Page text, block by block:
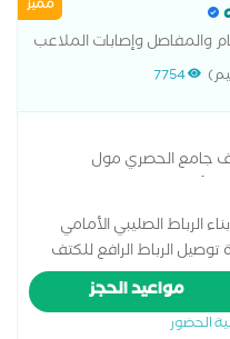
مميز
والمفاصل وإصابات الملاعب
زميل الكلية الملكية
7754
جامع الحصري مول
للأطفال
الرباط الصليبي الأمامي
الرباط الرافع للكتف
الأطراف السفلية و الفلات
، خشونه الركبتين
مواعيد الحجز
الحضور